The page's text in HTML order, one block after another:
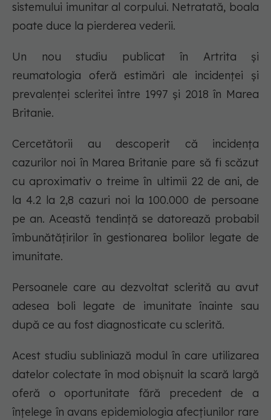
sistemului imunitar al corpului. Netratată, boala
poate duce la pierderea vederii.
Un nou studiu publicat în Artrita și
reumatologia oferă estimări ale incidenței și
prevalenței scleritei între 1997 și 2018 în Marea
Britanie.
Cercetătorii au descoperit că incidența
cazurilor noi în Marea Britanie pare să fi scăzut
cu aproximativ o treime în ultimii 22 de ani, de
la 4.2 la 2,8 cazuri noi la 100.000 de persoane
pe an. Această tendință se datorează probabil
îmbunătățirilor în gestionarea bolilor legate de
imunitate.
Persoanele care au dezvoltat sclerită au avut
adesea boli legate de imunitate înainte sau
după ce au fost diagnosticate cu sclerită.
Acest studiu subliniază modul în care utilizarea
datelor colectate în mod obișnuit la scară largă
oferă o oportunitate fără precedent de a
înțelege în avans epidemiologia afecțiunilor rare